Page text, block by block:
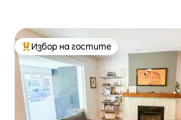
Най-популярен избор на гостите
Избор на гостите